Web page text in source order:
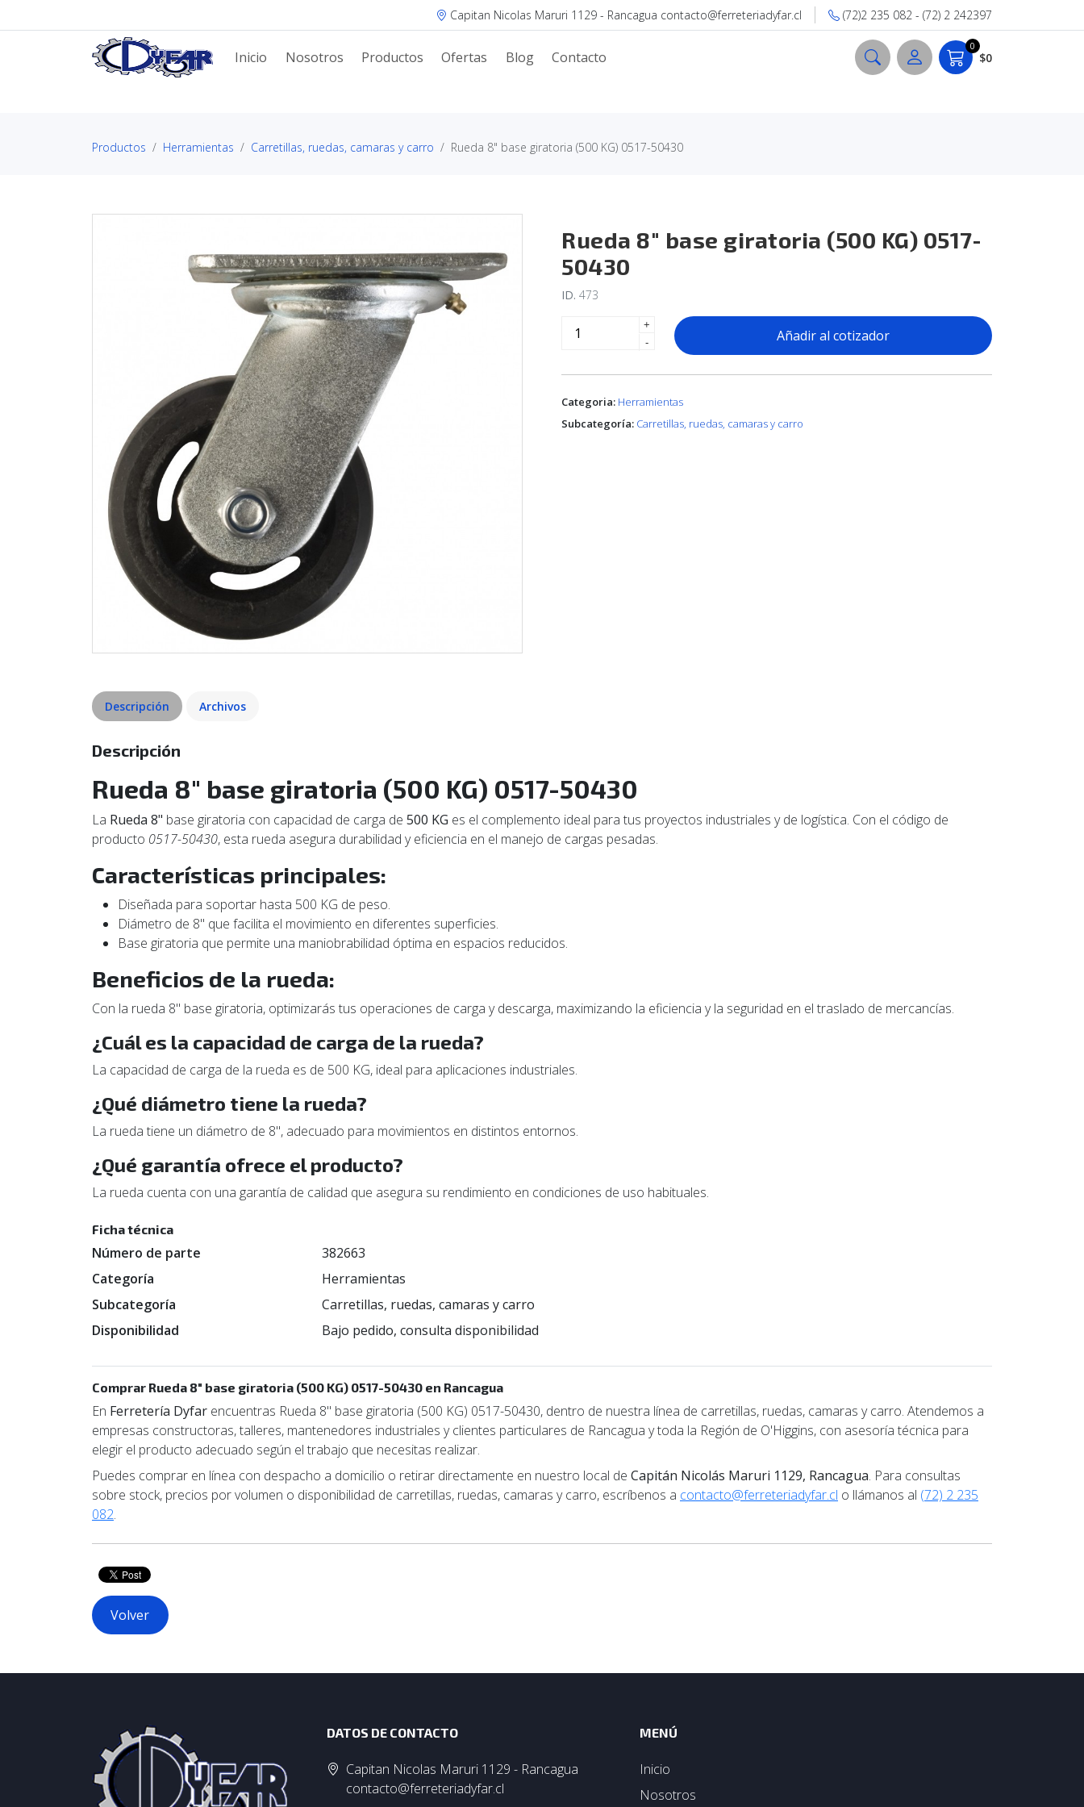
Capitan Nicolas Maruri 1129 - Rancagua contacto@ferreteriadyfar.cl (72)2 235 082 - (72) 2 242397
Inicio Nosotros Productos Ofertas Blog Contacto
0
$0
Productos Herramientas Carretillas, ruedas, camaras y carro Rueda 8" base giratoria (500 KG) 0517-50430
Rueda 8" base giratoria (500 KG) 0517-
50430
ID. 473
+
-
Añadir al cotizador
Categoria: Herramientas
Subcategoría: Carretillas, ruedas, camaras y carro
Descripción Archivos
Descripción
Rueda 8" base giratoria (500 KG) 0517-50430
La Rueda 8" base giratoria con capacidad de carga de 500 KG es el complemento ideal para tus proyectos industriales y de logística. Con el código de
producto 0517-50430, esta rueda asegura durabilidad y eficiencia en el manejo de cargas pesadas.
Características principales:
Diseñada para soportar hasta 500 KG de peso.
Diámetro de 8" que facilita el movimiento en diferentes superficies.
Base giratoria que permite una maniobrabilidad óptima en espacios reducidos.
Beneficios de la rueda:
Con la rueda 8" base giratoria, optimizarás tus operaciones de carga y descarga, maximizando la eficiencia y la seguridad en el traslado de mercancías.
¿Cuál es la capacidad de carga de la rueda?
La capacidad de carga de la rueda es de 500 KG, ideal para aplicaciones industriales.
¿Qué diámetro tiene la rueda?
La rueda tiene un diámetro de 8", adecuado para movimientos en distintos entornos.
¿Qué garantía ofrece el producto?
La rueda cuenta con una garantía de calidad que asegura su rendimiento en condiciones de uso habituales.
Ficha técnica
Número de parte
382663
Categoría
Herramientas
Subcategoría
Carretillas, ruedas, camaras y carro
Disponibilidad
Bajo pedido, consulta disponibilidad
Comprar Rueda 8" base giratoria (500 KG) 0517-50430 en Rancagua
En Ferretería Dyfar encuentras Rueda 8" base giratoria (500 KG) 0517-50430, dentro de nuestra línea de carretillas, ruedas, camaras y carro. Atendemos a
empresas constructoras, talleres, mantenedores industriales y clientes particulares de Rancagua y toda la Región de O'Higgins, con asesoría técnica para
elegir el producto adecuado según el trabajo que necesitas realizar.
Puedes comprar en línea con despacho a domicilio o retirar directamente en nuestro local de Capitán Nicolás Maruri 1129, Rancagua. Para consultas
sobre stock, precios por volumen o disponibilidad de carretillas, ruedas, camaras y carro, escríbenos a contacto@ferreteriadyfar.cl o llámanos al (72) 2 235
082.
Volver
DATOS DE CONTACTO
Capitan Nicolas Maruri 1129 - Rancagua
contacto@ferreteriadyfar.cl
MENÚ
Inicio
Nosotros